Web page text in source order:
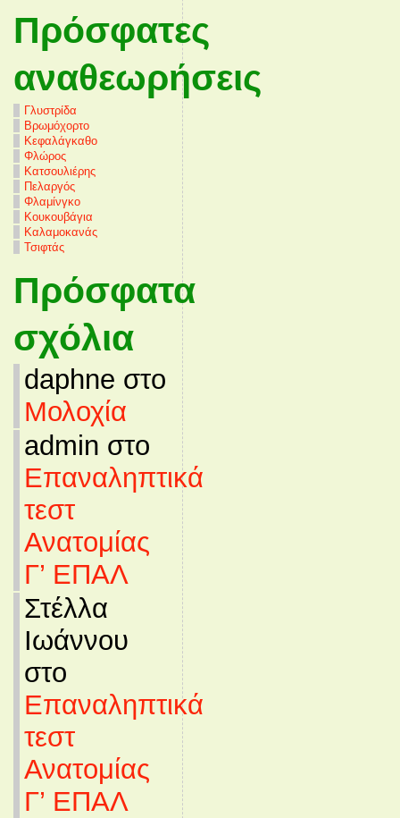
Πρόσφατες
αναθεωρήσεις
Γλυστρίδα
Βρωμόχορτο
Κεφαλάγκαθο
Φλώρος
Κατσουλιέρης
Πελαργός
Φλαμίνγκο
Κουκουβάγια
Καλαμοκανάς
Τσιφτάς
Πρόσφατα
σχόλια
daphne στο
Μολοχία
admin στο
Επαναληπτικά
τεστ
Ανατομίας
Γ’ ΕΠΑΛ
Στέλλα
Ιωάννου
στο
Επαναληπτικά
τεστ
Ανατομίας
Γ’ ΕΠΑΛ